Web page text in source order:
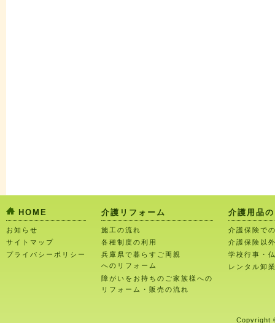
HOME
お知らせ
サイトマップ
プライバシーポリシー
介護リフォーム
施工の流れ
各種制度の利用
兵庫県で暮らすご両親
へのリフォーム
障がいをお持ちのご家族様への
リフォーム・販売の流れ
介護用品
介護保険で
介護保険以
学校行事・
レンタル卸
Copyright